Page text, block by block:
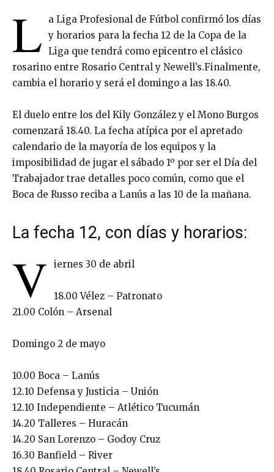
L
a Liga Profesional de Fútbol confirmó los días
y horarios para la fecha 12 de la Copa de la
Liga que tendrá como epicentro el clásico
rosarino entre Rosario Central y Newell’s.Finalmente,
cambia el horario y será el domingo a las 18.40.
El duelo entre los del Kily González y el Mono Burgos
comenzará 18.40. La fecha atípica por el apretado
calendario de la mayoría de los equipos y la
imposibilidad de jugar el sábado 1º por ser el Día del
Trabajador trae detalles poco común, como que el
Boca de Russo reciba a Lanús a las 10 de la mañana.
La fecha 12, con días y horarios:
V iernes 30 de abril
18.00 Vélez – Patronato
21.00 Colón – Arsenal
Domingo 2 de mayo
10.00 Boca – Lanús
12.10 Defensa y Justicia – Unión
12.10 Independiente – Atlético Tucumán
14.20 Talleres – Huracán
14.20 San Lorenzo – Godoy Cruz
16.30 Banfield – River